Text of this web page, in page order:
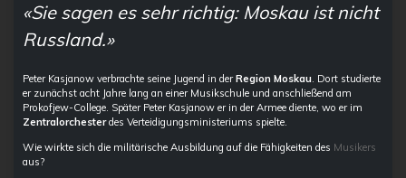
«Sie sagen es sehr richtig: Moskau ist nicht
Russland.»
Peter ​​Kasjanow verbrachte seine Jugend in derRegion Moskau. Dort studierte
er zunächst acht Jahre lang an einer Musikschule und anschließend am
Prokofjew-College. Später Peter Kasjanow er in der Armee diente, wo er im
Zentralorchesterdes Verteidigungsministeriums spielte.
Wie wirkte sich die militärische Ausbildung auf die Fähigkeiten des Musikers
aus?